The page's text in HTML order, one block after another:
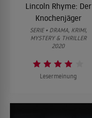
Lincoln Rhyme: Der
Knochenjäger
SERIE • DRAMA, KRIMI,
MYSTERY & THRILLER
2020
Lesermeinung